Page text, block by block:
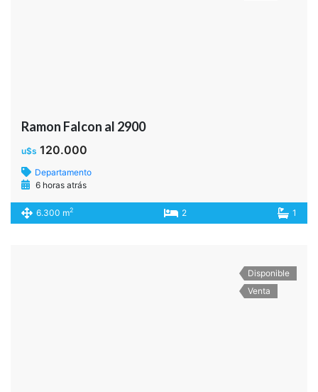
Ramon Falcon al 2900
u$s 120.000
Departamento
6 horas atrás
6.300 m2 2 1
Disponible
Venta